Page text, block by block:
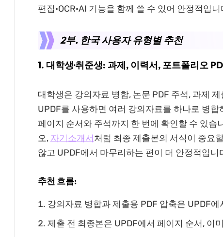
편집·OCR·AI 기능을 함께 쓸 수 있어 안정적입니
2부. 한국 사용자 유형별 추천
1. 대학생·취준생: 과제, 이력서, 포트폴리오
대학생은 강의자료 병합, 논문 PDF 주석, 과제
UPDF를 사용하면 여러 강의자료를 하나로 병
페이지 순서와 주석까지 한 번에 확인할 수 있습
오, 자기소개서처럼 최종 제출본의 서식이 중요
않고 UPDF에서 마무리하는 편이 더 안정적입니
추천 흐름:
강의자료 병합과 제출용 PDF 압축은 UPDF
제출 전 최종본은 UPDF에서 페이지 순서, 이